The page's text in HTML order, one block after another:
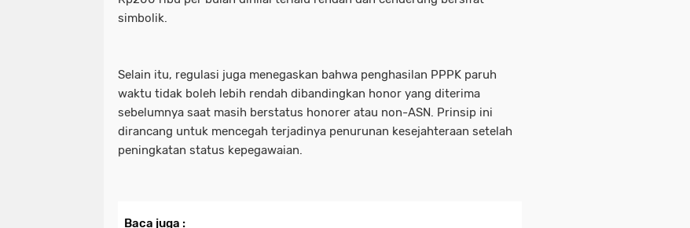
simbolik.
Selain itu, regulasi juga menegaskan bahwa penghasilan PPPK paruh
waktu tidak boleh lebih rendah dibandingkan honor yang diterima
sebelumnya saat masih berstatus honorer atau non-ASN. Prinsip ini
dirancang untuk mencegah terjadinya penurunan kesejahteraan setelah
peningkatan status kepegawaian.
Baca juga :